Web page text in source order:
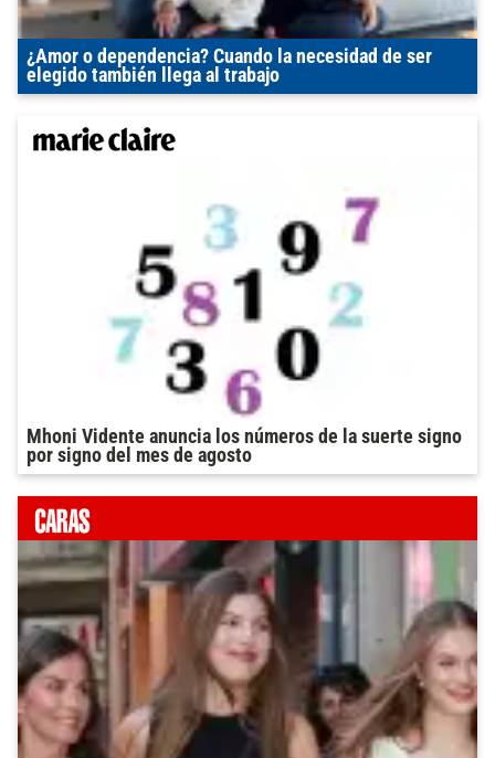
¿Amor o dependencia? Cuando la necesidad de ser
elegido también llega al trabajo
Mhoni Vidente anuncia los números de la suerte signo
por signo del mes de agosto